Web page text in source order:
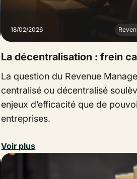
18/02/2026
La décentralisation : frein
La question du Revenue
centralisé ou décentralisé
enjeux d’efficacité que de
entreprises.
Voir plus